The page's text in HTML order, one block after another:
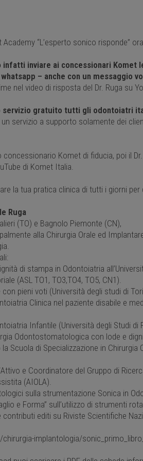
“L’esperto sonico risponde”
inviare ai concessionari Komet
– anche con un messaggio
nel video di risposta del Dr. Ruga su
servizio gratuito tutti gli odontoiatri
un servizio a supporto solamente dei
Komet di fiducia, poi il
di Komet Italia.
la tua pratica clinica di tutti i giorni
Ruga
(TO) e Bagnolo Piemonte (CN),
alla Chirurgia Orale ed
di stampa in Odontoiatria
(ASL TO1, TO3,TO4, TO5, CN1).
pieni voti (Università degli studi di
Clinica nel paziente disabile e
Infantile (Università degli Studi di
Odontostomatologica con lode e
Scuola di Specializzazione in
e Coordinatore del Gruppo di
(AIOLA).
sulla strumentazione Sonica in
e Forma” sull’utilizzo di strumenti
editi su Riviste Scientifiche
implantologia/